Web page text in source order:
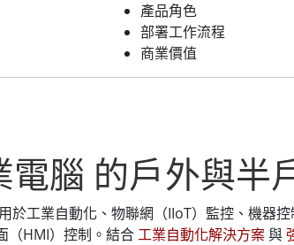
產品角色
部署工作流程
商業價值
電腦 的戶外與半
工業自動化、物聯網（IIoT）監控、機器
（HMI）控制。結合工業自動化解決方案與